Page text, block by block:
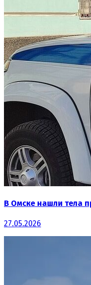
В Омске нашли тела
27.05.2026